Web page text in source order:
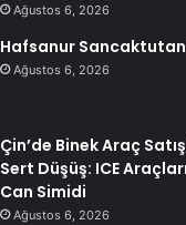
Ağustos 6, 2026
Hafsanur
Ağustos 6, 2026
Çin’de Binek Araç
Sert Düşüş: ICE
Can Simidi
Ağustos 6, 2026